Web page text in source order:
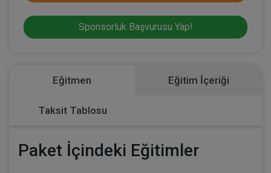
Sponsorluk Başvurusu Yap!
Eğitmen Eğitim İçeriği
Taksit Tablosu
Paket İçindeki Eğitimler